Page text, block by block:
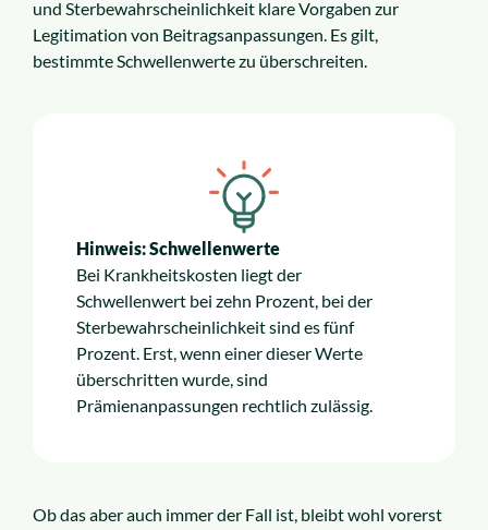
und Sterbewahrscheinlichkeit klare Vorgaben zur
Legitimation von Beitragsanpassungen. Es gilt,
bestimmte Schwellenwerte zu überschreiten.
Hinweis: Schwellenwerte
Bei Krankheitskosten liegt der
Schwellenwert bei zehn Prozent, bei der
Sterbewahrscheinlichkeit sind es fünf
Prozent. Erst, wenn einer dieser Werte
überschritten wurde, sind
Prämienanpassungen rechtlich zulässig.
Ob das aber auch immer der Fall ist, bleibt wohl vorerst